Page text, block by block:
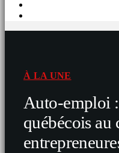
À LA UNE
Auto-emploi
québécois au